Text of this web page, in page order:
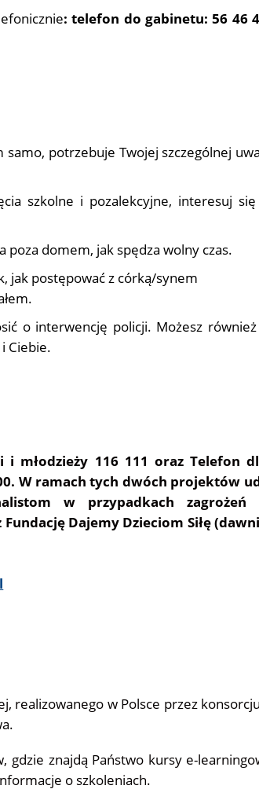
: telefon do gabinetu: 56 46
potrzebuje Twojej szczególnej
szkolne i pozalekcyjne, interesuj
domem, jak spędza wolny czas.
jak postępować z córką/synem
o interwencję policji. Możesz również
Ciebie.
i młodzieży 116 111 oraz Telefon
W ramach tych dwóch projektów
w przypadkach zagrożeń
Dajemy Dzieciom Siłę
realizowanego w Polsce przez
znajdą Państwo kursy e-
o szkoleniach.